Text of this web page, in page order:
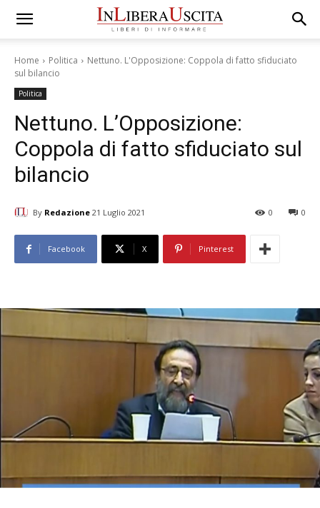
Home Politica
Nettuno. L'Opposizione: Coppola di fatto sfiduciato
sul bilancio
Politica
Nettuno. L’Opposizione:
Coppola di fatto sfiduciato sul
bilancio
By Redazione 21 Luglio 2021 0
0
Facebook X Pinterest